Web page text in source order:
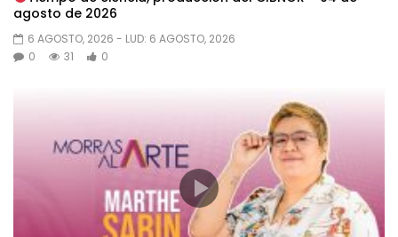
agosto de 2026
6 AGOSTO, 2026 - LUD: 6 AGOSTO, 2026
0
31 0